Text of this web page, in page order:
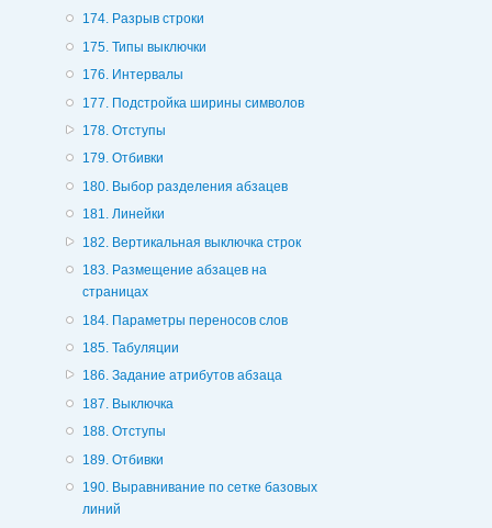
174. Разрыв строки
175. Типы выключки
176. Интервалы
177. Подстройка ширины символов
178. Отступы
179. Отбивки
180. Выбор разделения абзацев
181. Линейки
182. Вертикальная выключка строк
183. Размещение абзацев на
страницах
184. Параметры переносов слов
185. Табуляции
186. Задание атрибутов абзаца
187. Выключка
188. Отступы
189. Отбивки
190. Выравнивание по сетке базовых
линий